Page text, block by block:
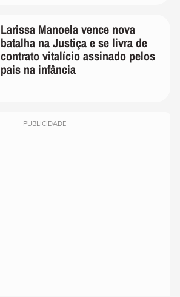
Larissa Manoela vence nova
batalha na Justiça e se livra de
contrato vitalício assinado pelos
pais na infância
PUBLICIDADE